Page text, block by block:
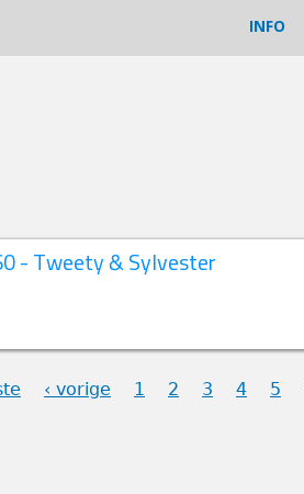
INFO
- Tweety & Sylvester
‹ vorige 1 2 3 4 5